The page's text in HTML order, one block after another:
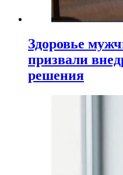
Здоровье
призвали
решения